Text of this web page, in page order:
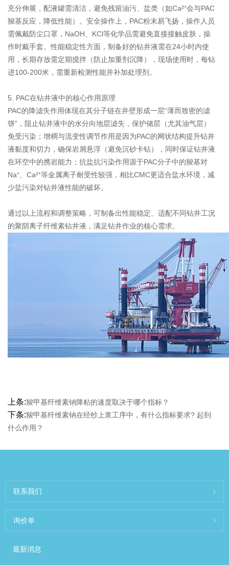
充分伸展，配液罐需清洁，避免残留油污、盐类（如Ca²⁺会与PAC
羧基反应，降低性能）。安全操作上，PAC粉末易飞扬，操作人员
需佩戴防尘口罩，NaOH、KCl等化学品需避免直接接触皮肤，操
作时戴手套。性能稳定性方面，制备好的钻井液需在24小时内使
用，长期存放需定期搅拌（防止加重剂沉降），现场使用时，每钻
进100-200米，需重新检测性能并补加处理剂。
5. PAC在钻井液中的核心作用原理
PAC的降滤失作用体现在其分子链在井壁形成一层“薄而致密的滤
饼”，阻止钻井液中的水分向地层滤失，保护储层（尤其油气层）
免受污染；增稠与流变性调节作用是因为PAC的网状结构提升钻井
液黏度和切力，确保岩屑悬浮（避免沉砂卡钻），同时保证钻井液
在环空中的携岩能力；抗盐抗污染作用源于PAC分子中的羧基对
Na⁺、Ca²⁺等金属离子耐受性较强，相比CMC更适合盐水环境，减
少盐污染对钻井液性能的破坏。
通过以上流程和调整策略，可制备出性能稳定、适配不同钻井工况
的聚阴离子纤维素钻井液，满足钻井作业的核心需求。
上条:羧甲基纤维素钠降粘的速度取决于哪个指标？
下条:羧甲基纤维素钠在经纱上浆工序中，有什么指标要求? 起到
什么作用？
联系我们
询价单
最新消息